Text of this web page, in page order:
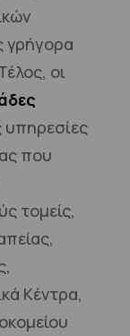
γρήγορα
οι
υπηρεσίες
που
τομείς,
Κέντρα,